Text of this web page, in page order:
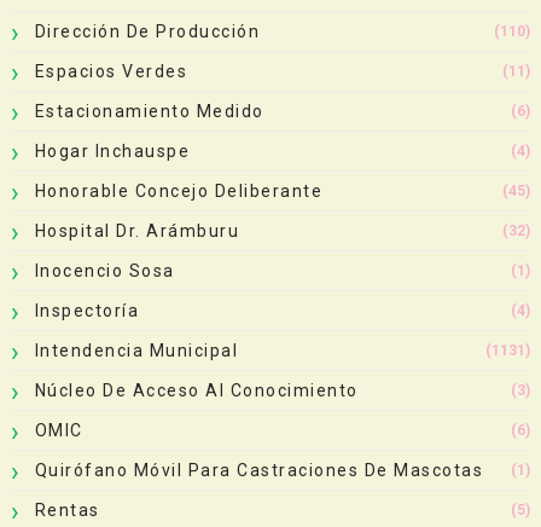
Dirección De Producción (110)
Espacios Verdes (11)
Estacionamiento Medido (6)
Hogar Inchauspe (4)
Honorable Concejo Deliberante (45)
Hospital Dr. Arámburu (32)
Inocencio Sosa (1)
Inspectoría (4)
Intendencia Municipal (1131)
Núcleo De Acceso Al Conocimiento (3)
OMIC (6)
Quirófano Móvil Para Castraciones De Mascotas (1)
Rentas (5)